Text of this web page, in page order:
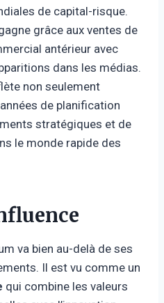
de capital-risque.
grâce aux ventes de
antérieur avec
dans les médias.
non seulement
de planification
stratégiques et de
le monde rapide des
va bien au-delà de ses
Il est vu comme un
qui combine les valeurs